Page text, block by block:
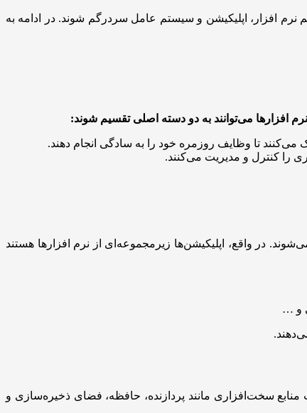
نرم افزار، اپلیکیشن و سیستم عامل سردرگم شوند. در ادامه به
نرم افزارها می‌توانند به دو دسته اصلی تقسیم شوند:
می‌کنند تا وظایف روزمره خود را به سادگی انجام دهند.
را کنترل و مدیریت می‌کنند.
در واقع، اپلیکیشن‌ها زیرمجموعه‌ای از نرم افزارها هستند
و …
سخت‌افزاری مانند پردازنده، حافظه، فضای ذخیره‌سازی و